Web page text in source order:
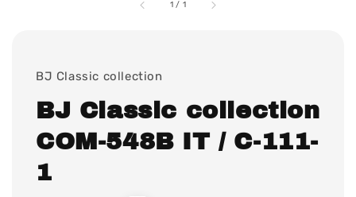
1 / 1
BJ Classic collection
BJ Classic collection
COM-548B IT / C-111-
1